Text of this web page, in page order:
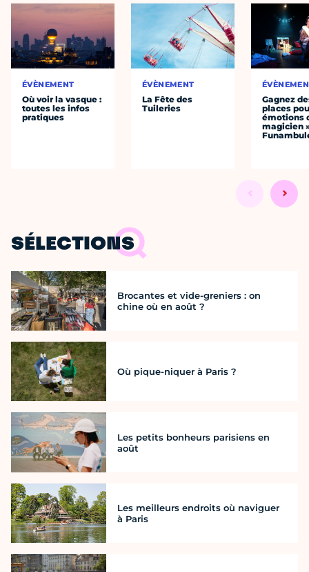
ÉVÈNEMENT
Où voir la vasque :
toutes les infos
pratiques
ÉVÈNEMENT
La Fête des
Tuileries
Gagnez
places
émotions
magicien
SÉLECTIONS
Brocantes et vide-greniers : on
chine où en août ?
Où pique-niquer à Paris ?
Les petits bonheurs parisiens en
août
Les meilleurs endroits où naviguer
à Paris